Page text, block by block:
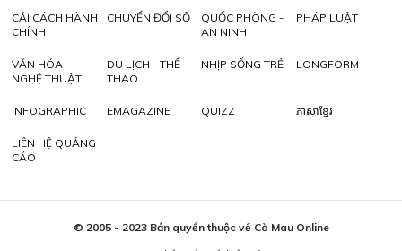
CẢI CÁCH HÀNH
CHÍNH
CHUYỂN ĐỔI SỐ
QUỐC PHÒNG -
AN NINH
PHÁP LUẬT
VĂN HÓA -
NGHỆ THUẬT
DU LỊCH - THỂ
THAO
NHỊP SỐNG TRẺ LONGFORM
INFOGRAPHIC EMAGAZINE QUIZZ ភាសាខ្មែរ
LIÊN HỆ QUẢNG
CÁO
© 2005 - 2023 Bản quyền thuộc về Cà Mau Online